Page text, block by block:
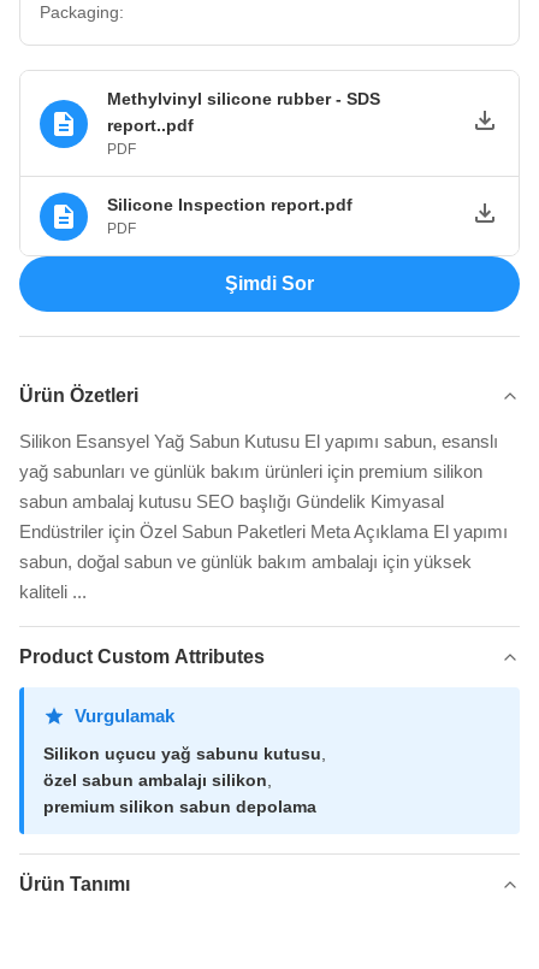
Packaging:
Methylvinyl silicone rubber - SDS
report..pdf
PDF
Silicone Inspection report.pdf
PDF
Şimdi Sor
Ürün Özetleri
Silikon Esansyel Yağ Sabun Kutusu El yapımı sabun, esanslı
yağ sabunları ve günlük bakım ürünleri için premium silikon
sabun ambalaj kutusu SEO başlığı Gündelik Kimyasal
Endüstriler için Özel Sabun Paketleri Meta Açıklama El yapımı
sabun, doğal sabun ve günlük bakım ambalajı için yüksek
kaliteli ...
Product Custom Attributes
Vurgulamak
Silikon uçucu yağ sabunu kutusu
özel sabun ambalajı silikon
premium silikon sabun depolama
Ürün Tanımı